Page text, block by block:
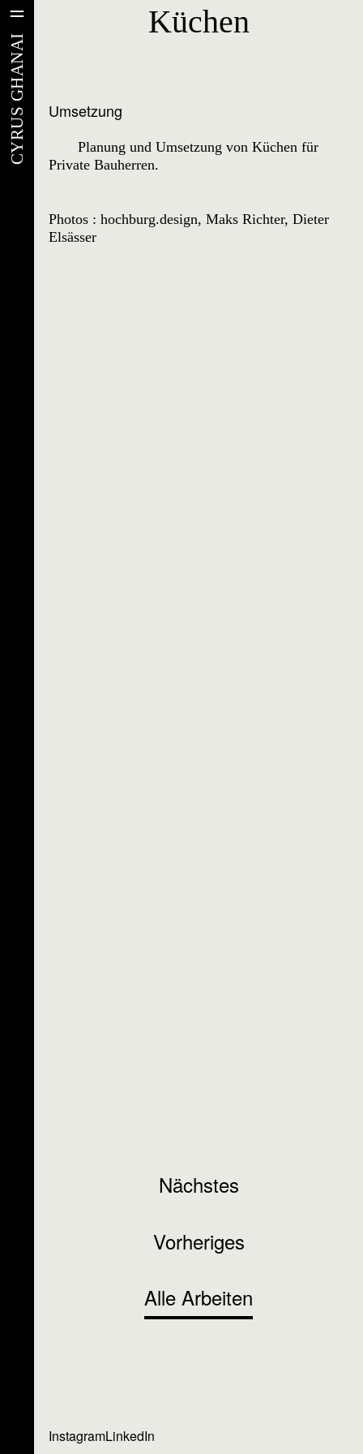
CYRUS GHANAI
Küchen
Küchen
Umsetzung
Planung und Umsetzung von Küchen für
Private Bauherren.
Photos : hochburg.design, Maks Richter, Dieter
Elsässer
Nächstes
Vorheriges
Alle Arbeiten
InstagramLinkedIn